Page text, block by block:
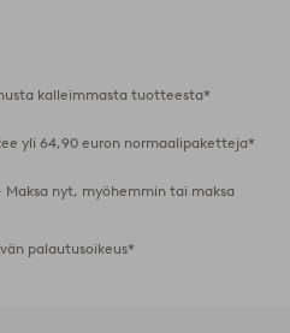
kalleimmasta tuotteesta*
yli 64,90 euron normaalipaketteja*
Maksa nyt, myöhemmin tai maksa
palautusoikeus*